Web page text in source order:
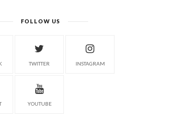
FOLLOW US
TWITTER INSTAGRAM
YOUTUBE